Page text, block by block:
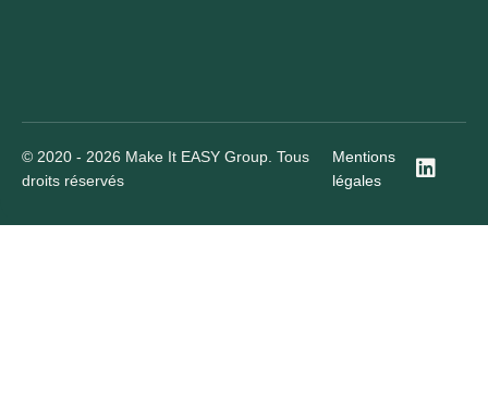
© 2020 - 2026 Make It EASY Group. Tous
droits réservés
Mentions
légales